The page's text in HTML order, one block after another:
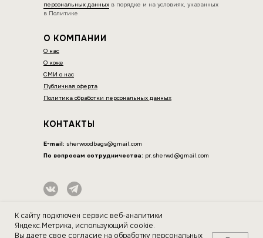
КОНТАКТЫ
E-mail: sherwoodbags@gmail.com
По вопросам сотрудничества: pr.sherwd@gmail.com
персональных данных в порядке и на условиях, указанных
в Политике
О КОМПАНИИ
О нас
О коже
СМИ о нас
Публичная оферта
Политика обработки персональных данных
ИНН 564604077044
К сайту подключен сервис веб-аналитики
Яндекс.Метрика, использующий cookie.
Вы даете свое согласие на обработку персональных